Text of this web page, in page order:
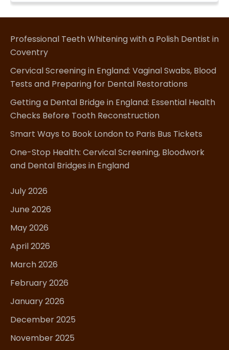
Professional Teeth Whitening with a Polish Dentist in
Coventry
Cervical Screening in England: Vaginal Swabs, Blood
Tests and Preparing for Dental Restorations
Getting a Dental Bridge in England: Essential Health
Checks Before Tooth Reconstruction
Smart Ways to Book London to Paris Bus Tickets
One-Stop Health: Cervical Screening, Bloodwork
and Dental Bridges in England
July 2026
June 2026
May 2026
April 2026
March 2026
February 2026
January 2026
December 2025
November 2025